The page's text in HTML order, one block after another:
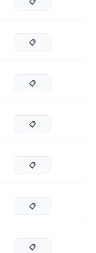
📋
📋
📋
📋
📋
📋